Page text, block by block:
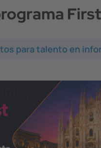
para talento en